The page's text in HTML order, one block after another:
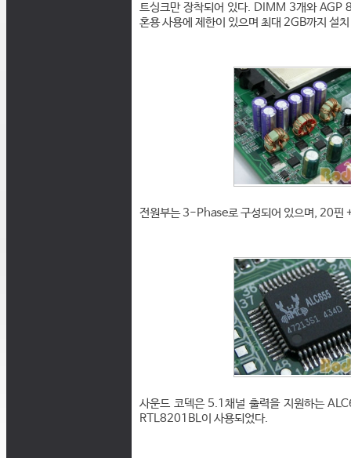
트싱크만 장착되어 있다. DIMM 3개와 AGP
혼용 사용에 제한이 있으며 최대 2GB까지 설
전원부는 3-Phase로 구성되어 있으며, 20핀
사운드 코덱은 5.1채널 출력을 지원하는
RTL8201BL이 사용되었다.